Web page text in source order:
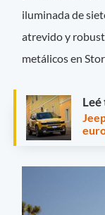
iluminada de
atrevido y
metálicos en